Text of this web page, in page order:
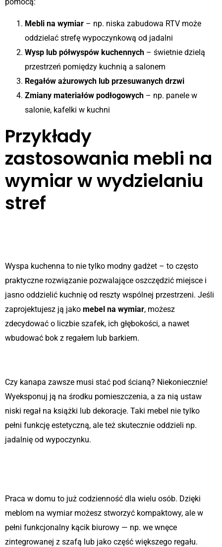
Mebli na wymiar – np. niska zabudowa RTV może
oddzielać strefę wypoczynkową od jadalni
Wysp lub półwyspów kuchennych – świetnie dzielą
przestrzeń pomiędzy kuchnią a salonem
Regałów ażurowych lub przesuwanych drzwi
Zmiany materiałów podłogowych – np. panele w
salonie, kafelki w kuchni
Przykłady
zastosowania mebli na
wymiar w wydzielaniu
stref
Wyspa kuchenna to nie tylko modny gadżet – to często
praktyczne rozwiązanie pozwalające oszczędzić miejsce i
jasno oddzielić kuchnię od reszty wspólnej przestrzeni. Jeśli
zaprojektujesz ją jako mebel na wymiar, możesz
zdecydować o liczbie szafek, ich głębokości, a nawet
wbudować bok z regałem lub barkiem.
Czy kanapa zawsze musi stać pod ścianą? Niekoniecznie!
Wyeksponuj ją na środku pomieszczenia, a za nią ustaw
niski regał na książki lub dekoracje. Taki mebel nie tylko
pełni funkcję estetyczną, ale też skutecznie oddzieli np.
jadalnię od wypoczynku.
Praca w domu to już codzienność dla wielu osób. Dzięki
meblom na wymiar możesz stworzyć kompaktowy, ale w
pełni funkcjonalny kącik biurowy — np. we wnęce
zintegrowanej z szafą lub jako część większego regału.